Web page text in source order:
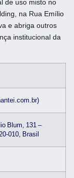
de uso misto no
na Rua Emílio
e abriga outros
institucional da
Blum, 131 –
010, Brasil